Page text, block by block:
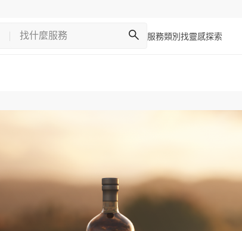
服務類別 找靈感探索